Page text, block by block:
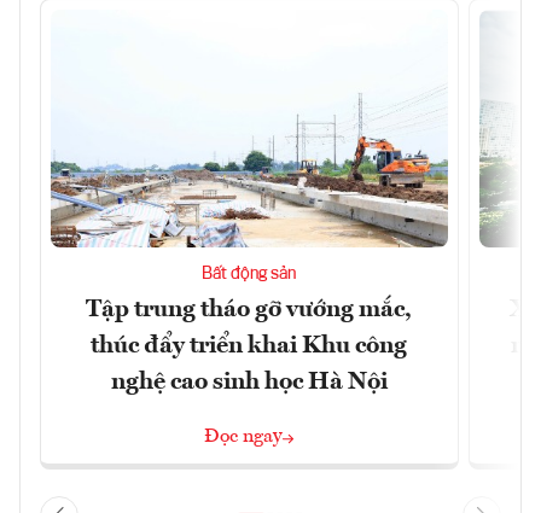
Bất động sản
Tập trung tháo gỡ vướng mắc,
thúc đẩy triển khai Khu công
nghệ cao sinh học Hà Nội
Đọc ngay